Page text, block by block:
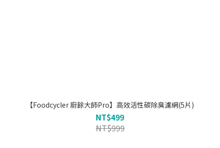
【Foodcycler 廚餘大師Pro】高效活性碳除臭濾網(5片)
NT$499
NT$999